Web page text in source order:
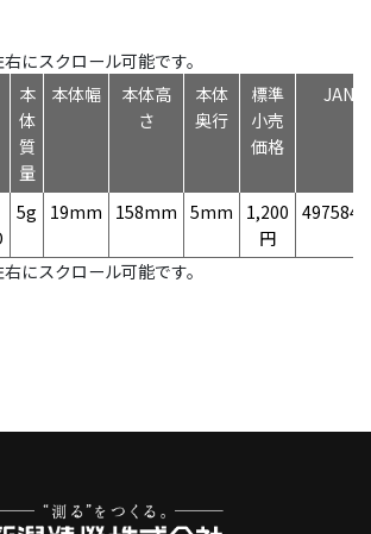
にスクロール可能です。
本
体
質
量
本体幅
本体高
さ
本体
奥行
標準
小売
価格
JAN
5g 19mm 158mm 5mm
1,200
円
にスクロール可能です。